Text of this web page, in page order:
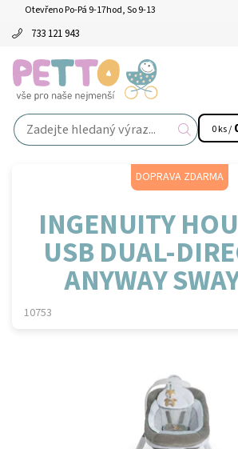
Otevřeno Po-Pá 9-17hod, So 9-13
733 121 943
0 ks /
DOPRAVA ZDARMA
INGENUITY
USB DUAL-
ANYWAY
10753